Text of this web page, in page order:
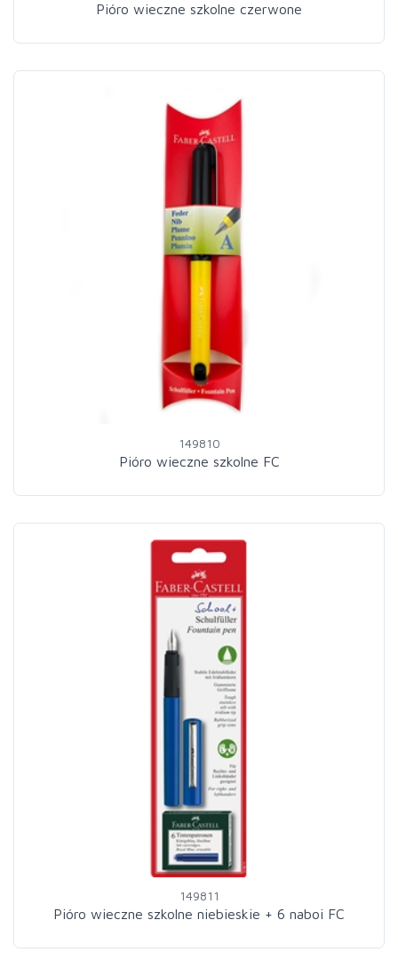
Pióro wieczne szkolne czerwone
149810
Pióro wieczne szkolne FC
149811
Pióro wieczne szkolne niebieskie + 6 naboi FC